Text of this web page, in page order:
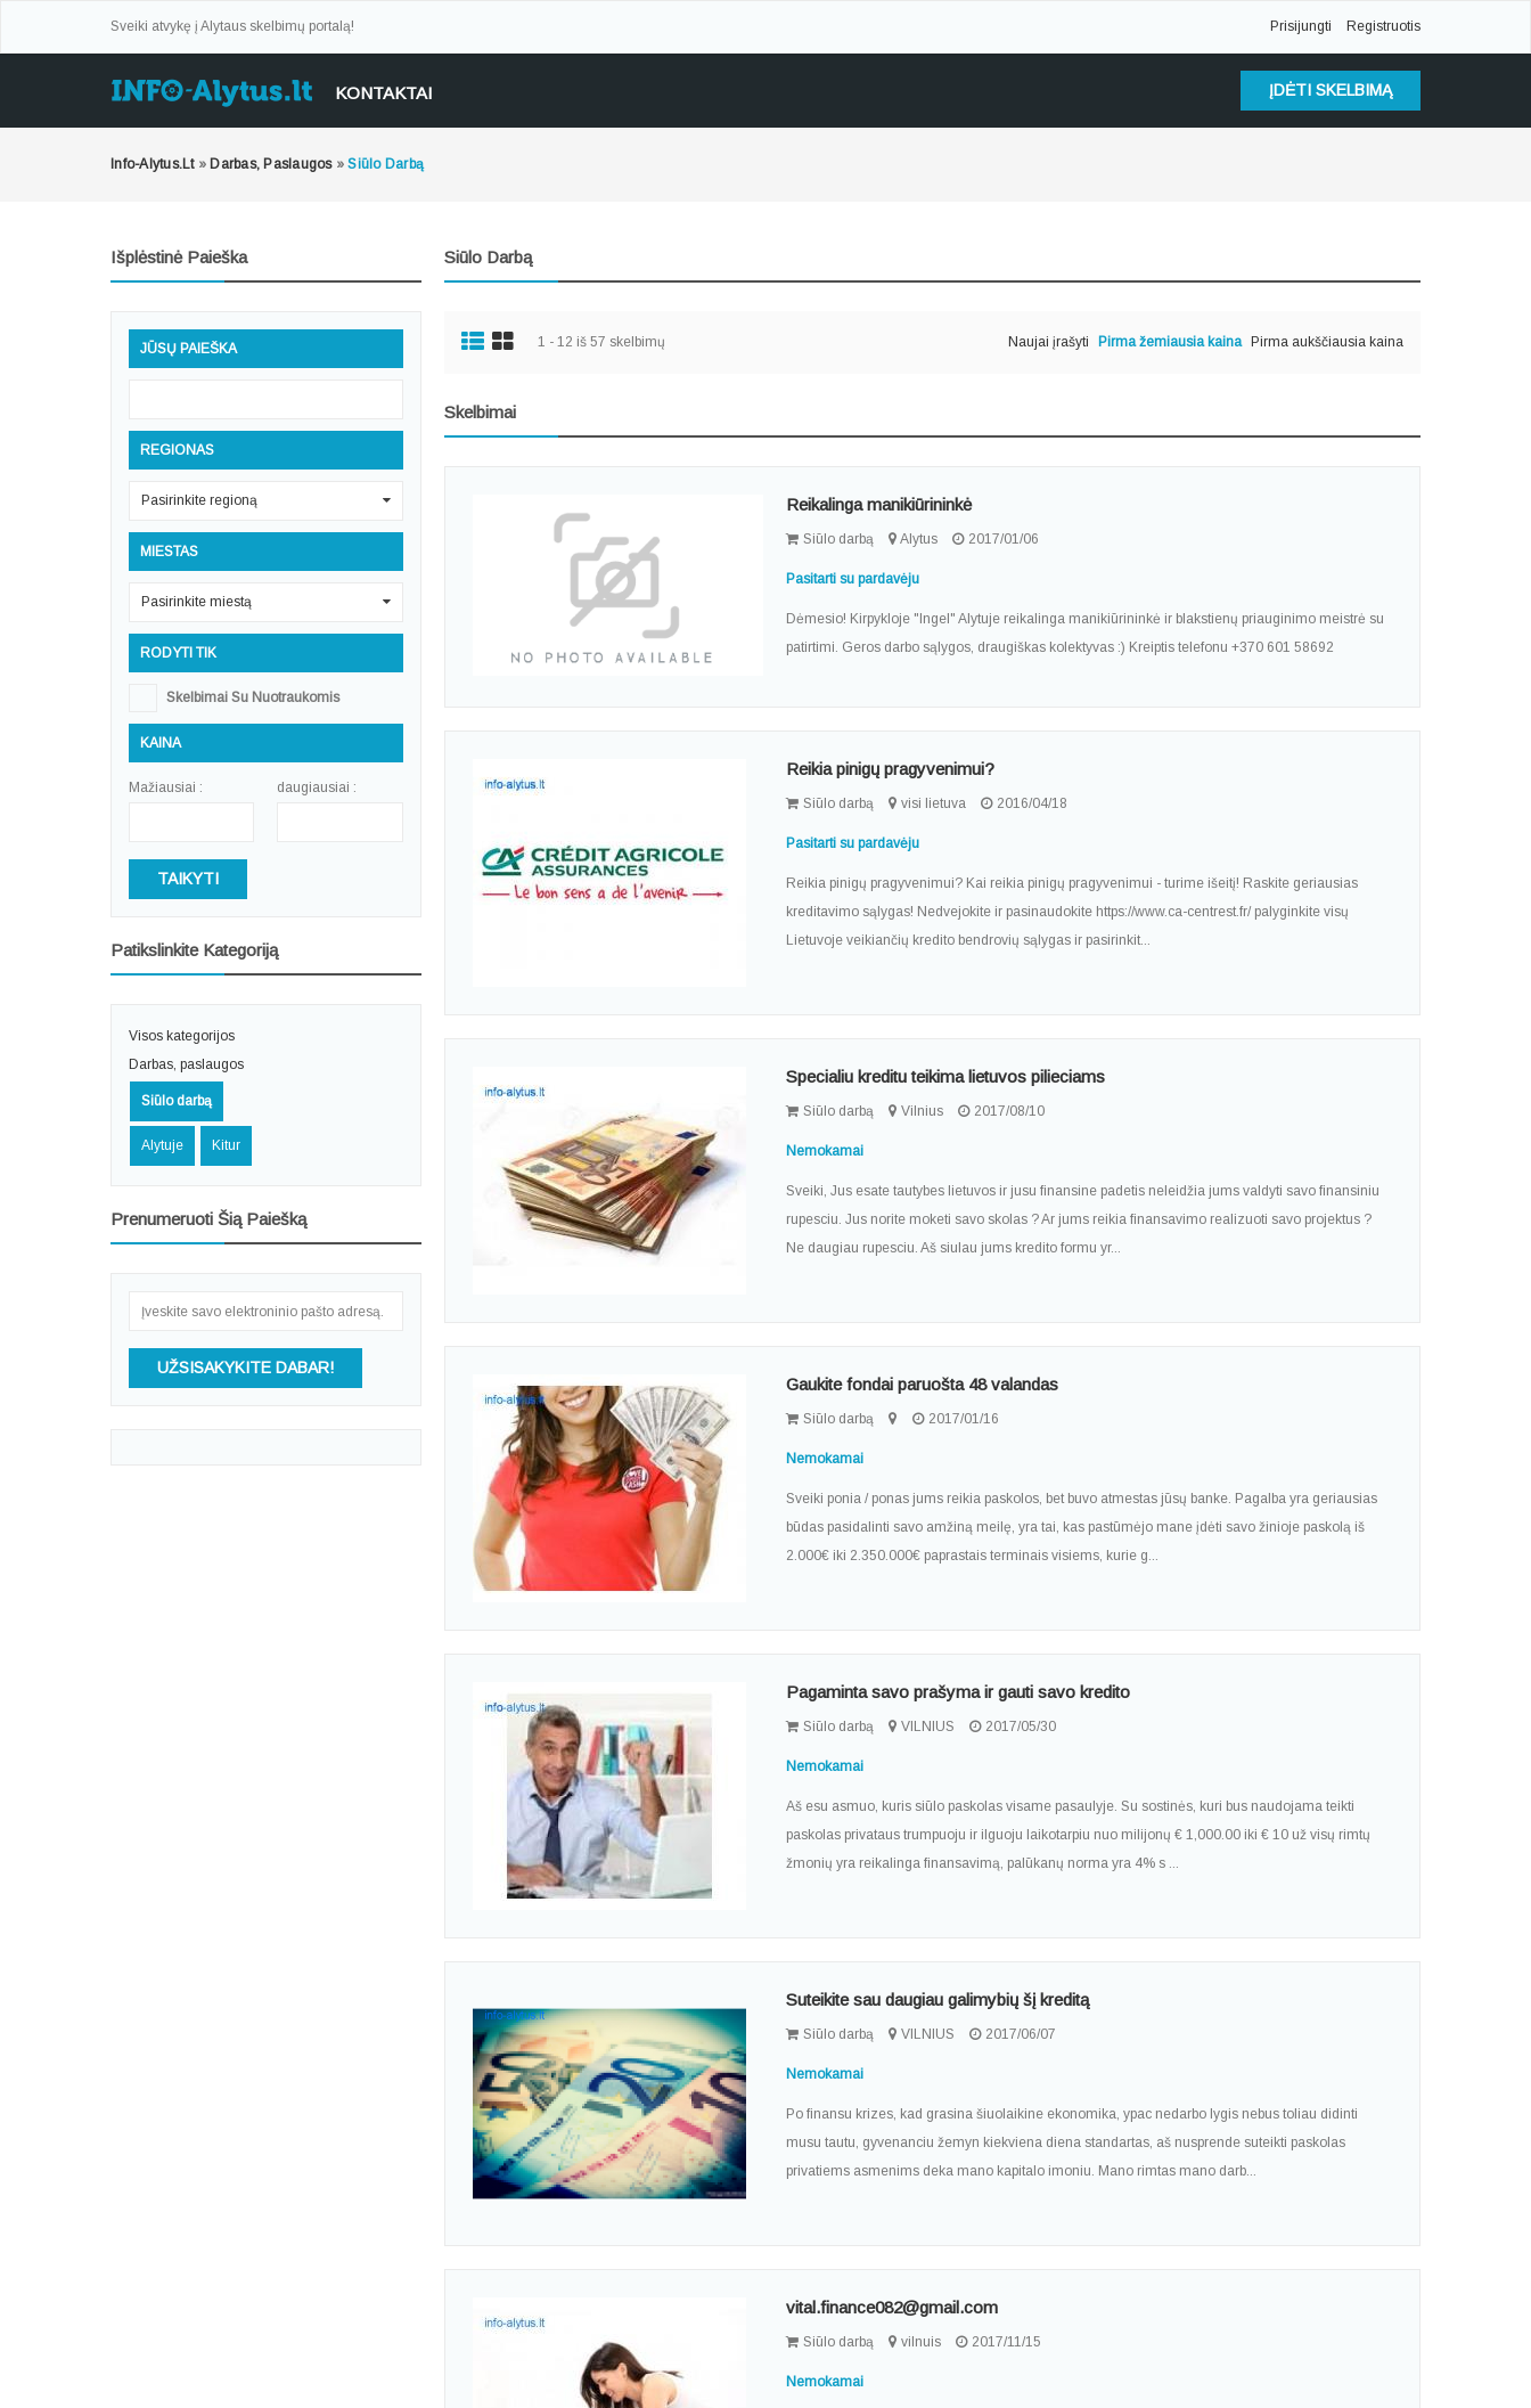
Sveiki atvykę į Alytaus skelbimų portalą! Prisijungti Registruotis
KONTAKTAI ĮDĖTI SKELBIMĄ
Info-Alytus.lt » Darbas, Paslaugos »Siūlo Darbą
Išplėstinė Paieška
JŪSŲ PAIEŠKA
REGIONAS
Pasirinkite regioną
MIESTAS
Pasirinkite miestą
RODYTI TIK
Skelbimai Su Nuotraukomis
KAINA
Mažiausiai : daugiausiai :
TAIKYTI
Patikslinkite Kategoriją
Visos kategorijos
Darbas, paslaugos
Siūlo darbą
Alytuje Kitur
Prenumeruoti Šią Paiešką
UŽSISAKYKITE DABAR!
Siūlo Darbą
1 - 12 iš 57 skelbimų Naujai įrašyti Pirma žemiausia kaina Pirma aukščiausia kaina
Skelbimai
Reikalinga manikiūrininkė
Siūlo darbą Alytus 2017/01/06
Pasitarti su pardavėju
Dėmesio! Kirpykloje "Ingel" Alytuje reikalinga manikiūrininkė ir blakstienų priauginimo meistrė su
patirtimi. Geros darbo sąlygos, draugiškas kolektyvas :) Kreiptis telefonu +370 601 58692
Reikia pinigų pragyvenimui?
Siūlo darbą visi lietuva 2016/04/18
Pasitarti su pardavėju
Reikia pinigų pragyvenimui? Kai reikia pinigų pragyvenimui - turime išeitį! Raskite geriausias
kreditavimo sąlygas! Nedvejokite ir pasinaudokite https://www.ca-centrest.fr/ palyginkite visų
Lietuvoje veikiančių kredito bendrovių sąlygas ir pasirinkit...
Specialiu kreditu teikima lietuvos pilieciams
Siūlo darbą Vilnius 2017/08/10
Nemokamai
Sveiki, Jus esate tautybes lietuvos ir jusu finansine padetis neleidžia jums valdyti savo finansiniu
rupesciu. Jus norite moketi savo skolas ? Ar jums reikia finansavimo realizuoti savo projektus ?
Ne daugiau rupesciu. Aš siulau jums kredito formu yr...
Gaukite fondai paruošta 48 valandas
Siūlo darbą 2017/01/16
Nemokamai
Sveiki ponia / ponas jums reikia paskolos, bet buvo atmestas jūsų banke. Pagalba yra geriausias
būdas pasidalinti savo amžiną meilę, yra tai, kas pastūmėjo mane įdėti savo žinioje paskolą iš
2.000€ iki 2.350.000€ paprastais terminais visiems, kurie g...
Pagaminta savo prašyma ir gauti savo kredito
Siūlo darbą VILNIUS 2017/05/30
Nemokamai
Aš esu asmuo, kuris siūlo paskolas visame pasaulyje. Su sostinės, kuri bus naudojama teikti
paskolas privataus trumpuoju ir ilguoju laikotarpiu nuo milijonų € 1,000.00 iki € 10 už visų rimtų
žmonių yra reikalinga finansavimą, palūkanų norma yra 4% s ...
Suteikite sau daugiau galimybių šį kreditą
Siūlo darbą VILNIUS 2017/06/07
Nemokamai
Po finansu krizes, kad grasina šiuolaikine ekonomika, ypac nedarbo lygis nebus toliau didinti
musu tautu, gyvenanciu žemyn kiekviena diena standartas, aš nusprende suteikti paskolas
privatiems asmenims deka mano kapitalo imoniu. Mano rimtas mano darb...
vital.finance082@gmail.com
Siūlo darbą vilnuis 2017/11/15
Nemokamai